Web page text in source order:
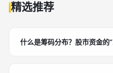
精选推荐
什么是筹码分布？股市资金的